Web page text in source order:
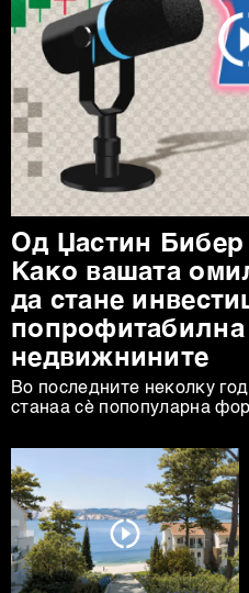
Од Џастин
Како вашата
да стане
недвижнините
Во последните неколку
станаа сè попопуларна